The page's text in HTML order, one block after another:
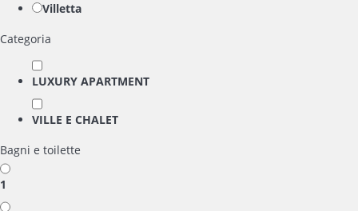
Villetta
Categoria
LUXURY APARTMENT
VILLE E CHALET
Bagni e toilette
1